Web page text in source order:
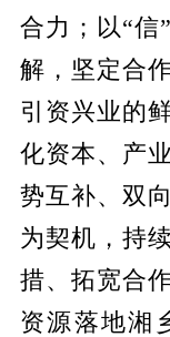
合力；以“信
解，坚定合
引资兴业的
化资本、产
势互补、双
为契机，持
措、拓宽合
资源落地湘